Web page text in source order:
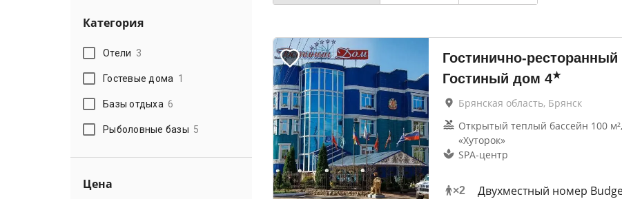
Категория
Отели 3
Гостевые дома 1
Базы отдыха 6
Рыболовные базы 5
Цена
Гостинично-ресторанный
Гостиный дом 4★
Брянская область, Брянск
Открытый теплый бассейн 100
«Хуторок»
SPA-центр
×2
Двухместный номер